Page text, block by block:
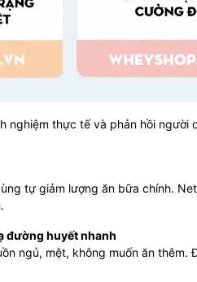
nghiệm thực tế và phản hồi người
tự giảm lượng ăn bữa chính.
đường huyết nhanh
ngủ, mệt, không muốn ăn thêm.